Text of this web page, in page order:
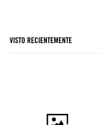
VISTO RECIENTEMENTE